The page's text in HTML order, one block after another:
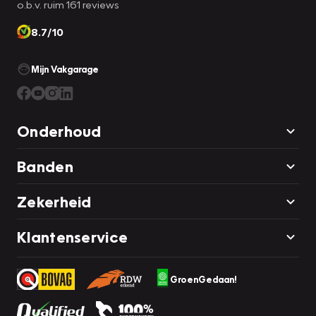
o.b.v. ruim 161 reviews
8.7/10
Mijn Vakgarage
Onderhoud
Banden
Zekerheid
Klantenservice
GroenGedaan!